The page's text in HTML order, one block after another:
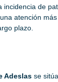
incidencia de
atención
plazo.
Adeslas se